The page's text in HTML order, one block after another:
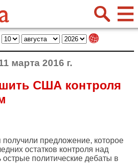
марта 2016 г.
США контроля
предложение, которое
остатков контроля над
острые политические дебаты в